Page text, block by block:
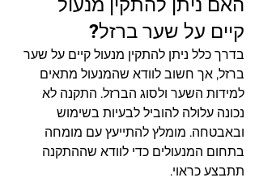
האם ניתן להתקין מנעול
קיים על שער ברזל?
בדרך כלל ניתן להתקין מנעול קיים על שער
ברזל, אך חשוב לוודא שהמנעול מתאים
למידות השער ולסוג הברזל. התקנה לא
נכונה עלולה להוביל לבעיות בשימוש
ובאבטחה. מומלץ להתייעץ עם מומחה
בתחום המנעולים כדי לוודא שההתקנה
תתבצע כראוי.